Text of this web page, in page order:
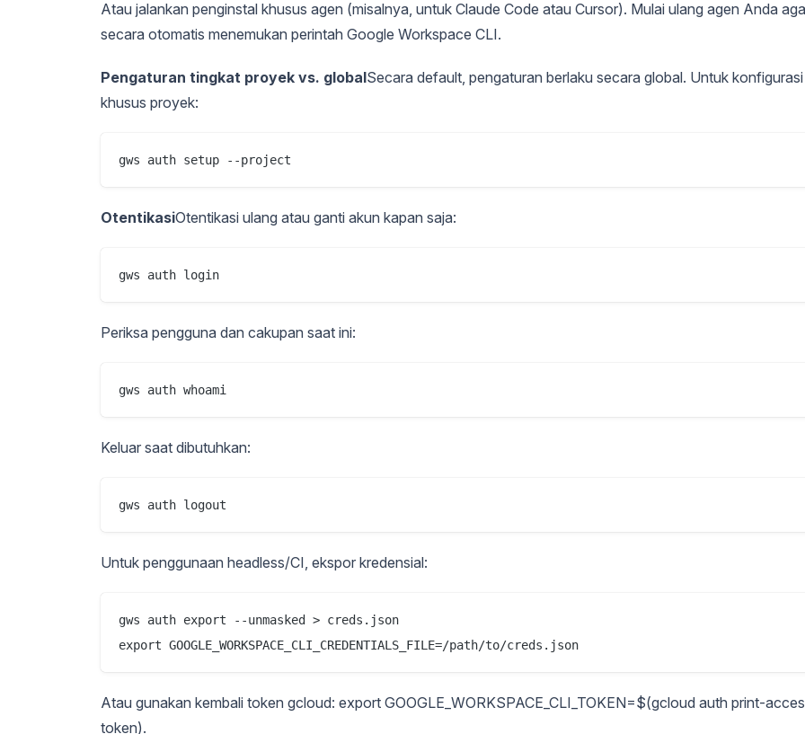
Atau jalankan penginstal khusus agen (misalnya, untuk Claude Code atau Cursor). Mulai ulang agen Anda
secara otomatis menemukan perintah Google Workspace CLI.
Pengaturan tingkat proyek vs. globalSecara default, pengaturan berlaku secara global. Untuk konfigurasi
khusus proyek:
gws auth setup --project
OtentikasiOtentikasi ulang atau ganti akun kapan saja:
gws auth login
Periksa pengguna dan cakupan saat ini:
gws auth whoami
Keluar saat dibutuhkan:
gws auth logout
Untuk penggunaan headless/CI, ekspor kredensial:
gws auth export --unmasked > creds.json
export GOOGLE_WORKSPACE_CLI_CREDENTIALS_FILE=/path/to/creds.json
Atau gunakan kembali token gcloud: export GOOGLE_WORKSPACE_CLI_TOKEN=$(gcloud auth print-
token).